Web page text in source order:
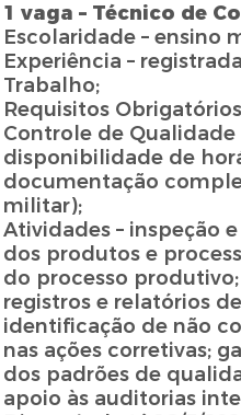
1 vaga – Técnico de
Escolaridade – ensino
Experiência –
Trabalho;
Requisitos
Controle de Qualidade
disponibilidade de
documentação
militar);
Atividades – inspeção
dos produtos e
do processo
registros e relatórios
identificação de não
nas ações corretivas;
dos padrões de
apoio às auditorias